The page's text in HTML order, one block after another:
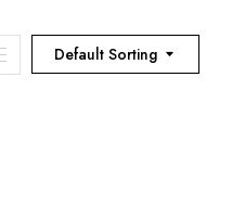
Default Sorting